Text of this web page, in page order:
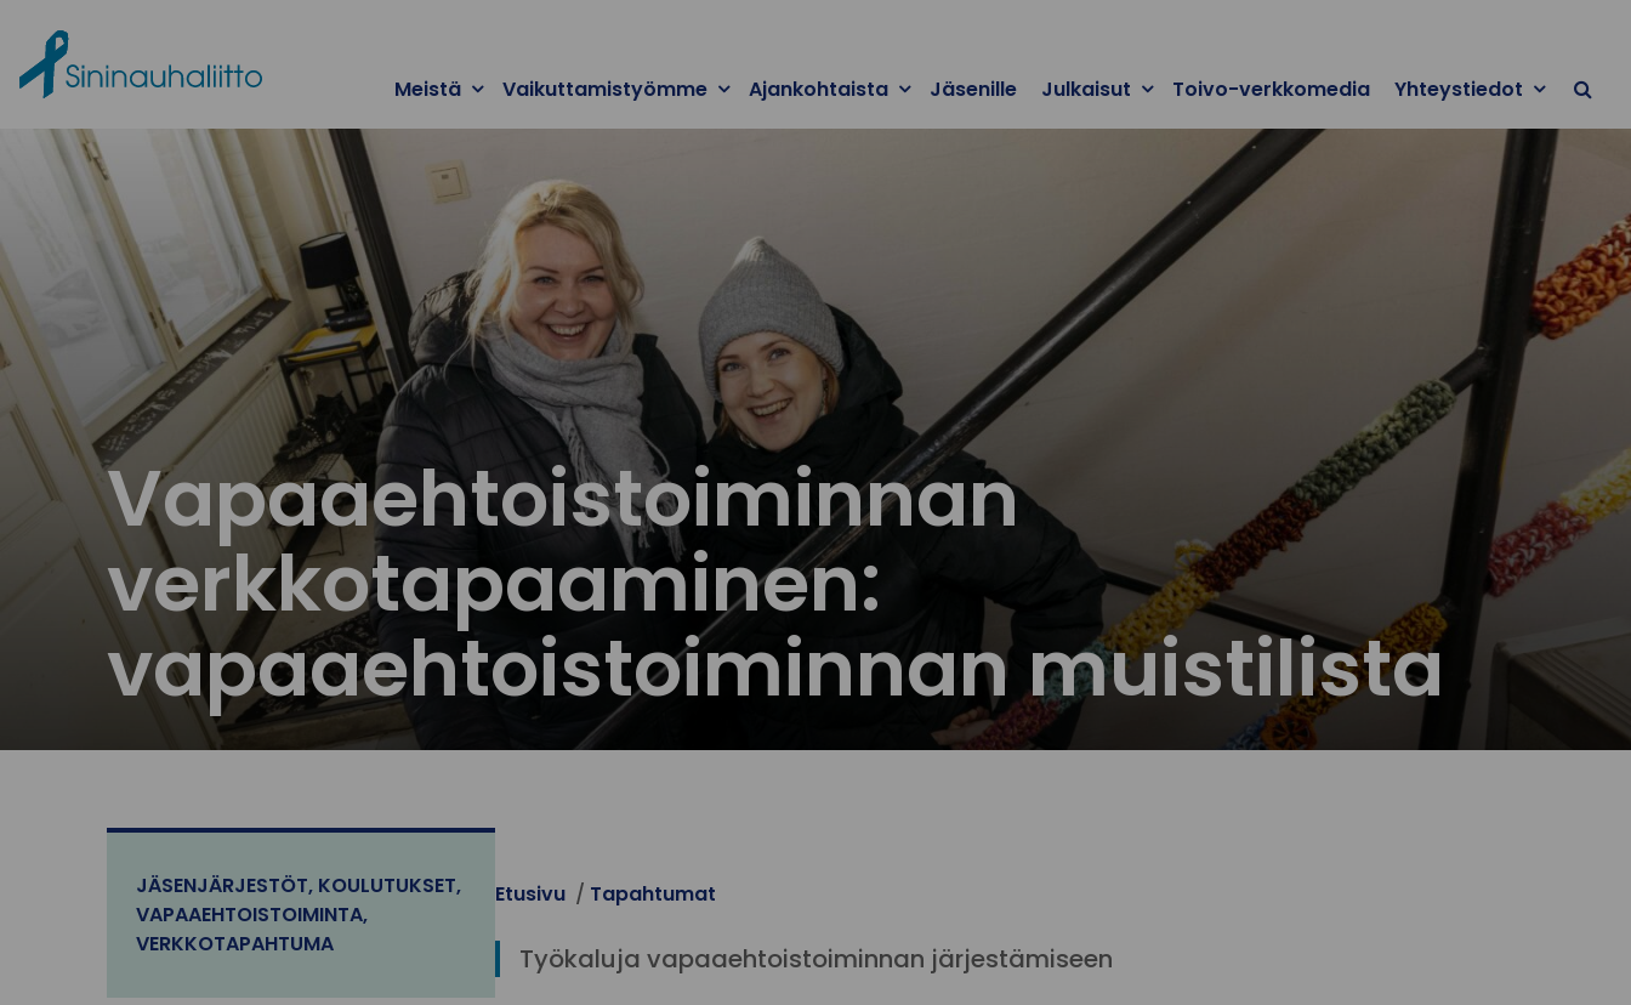
Meistä Vaikuttamistyömme Ajankohtaista Jäsenille Julkaisut Toivo-verkkomedia Yhteystiedot
Vapaaehtoistoiminnan
verkkotapaaminen:
vapaaehtoistoiminnan muistilista
JÄSENJÄRJESTÖT, KOULUTUKSET,
VAPAAEHTOISTOIMINTA,
VERKKOTAPAHTUMA
Etusivu Tapahtumat
Työkaluja vapaaehtoistoiminnan järjestämiseen